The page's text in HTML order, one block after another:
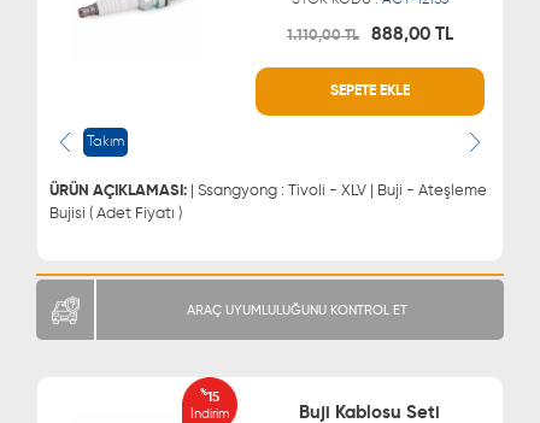
1.110,00 TL 888,00 TL
SEPETE EKLE
Takım
ÜRÜN AÇIKLAMASI: | Ssangyong : Tivoli - XLV | Buji - Ateşleme
Bujisi ( Adet Fiyatı )
0850 255 9229
ARAÇ UYUMLULUĞUNU KONTROL ET
%15
İndirim
Buji Kablosu Seti